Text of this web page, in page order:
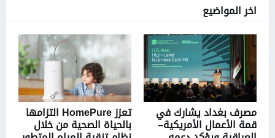
اخر المواضيع
مصرف بغداد يشارك في
قمة الأعمال الأمريكية–
تعزز HomePure التزامها
بالحياة الصحية من خلال